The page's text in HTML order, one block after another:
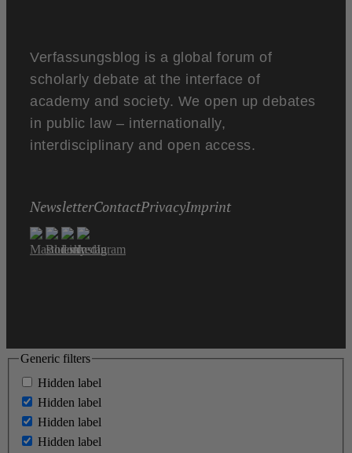
Verfassungsblog is a global forum of
scholarly debate at the interface of
academy and society. We open up debates
in public law – internationally,
interdisciplinary and open access.
NewsletterContactPrivacyImprint
Generic filters
Hidden label
Hidden label
Hidden label
Hidden label